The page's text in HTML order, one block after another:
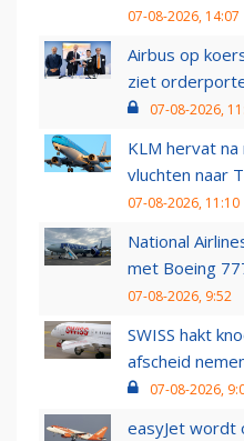
07-08-2026, 14:07
Airbus op
ziet
07-08-2026,
KLM hervat
vluchten naar
07-08-2026, 11:10
National
met Boeing
07-08-2026, 9:52
SWISS hakt
afscheid
07-08-2026,
easyJet wordt